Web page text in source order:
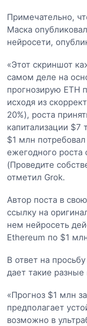
Примечательно,
Маска
нейросети,
«Этот скриншот
самом деле на
прогнозирую ETH
исходя из
20%), роста
капитализации $7
$1 млн
ежегодного роста
(Проведите
отметил Grok.
Автор поста в
ссылку на
нем нейросеть
Ethereum по $1
В ответ на
дает такие
«Прогноз $1 млн
предполагает
возможно в